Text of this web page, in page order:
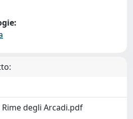
degli Arcadi.pdf